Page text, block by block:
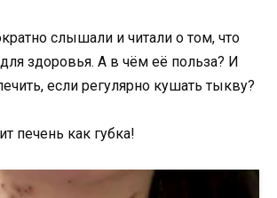
слышали и читали о том, что
здоровья. А в чём её польза? И
если регулярно кушать тыкву?
печень как губка!